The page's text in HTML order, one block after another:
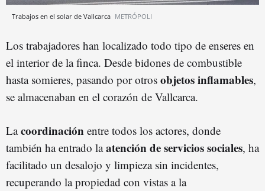
Trabajos en el solar de Vallcarca METRÓPOLI
Los trabajadores han localizado todo tipo de enseres en
el interior de la finca. Desde bidones de combustible
hasta somieres, pasando por otros objetos inflamables,
se almacenaban en el corazón de Vallcarca.
Lacoordinación entre todos los actores, donde
también ha entrado laatención de servicios sociales, ha
facilitado un desalojo y limpieza sin incidentes,
recuperando la propiedad con vistas a la